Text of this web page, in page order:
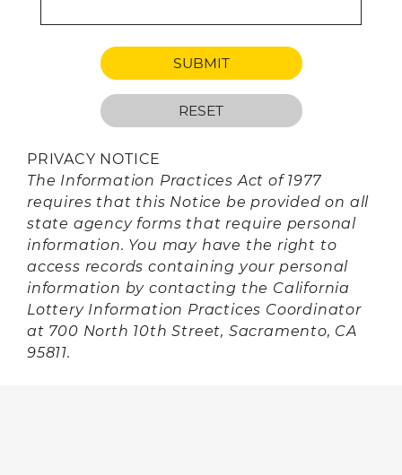
PRIVACY NOTICE
The Information Practices Act of 1977
requires that this Notice be provided on all
state agency forms that require personal
information. You may have the right to
access records containing your personal
information by contacting the California
Lottery Information Practices Coordinator
at 700 North 10th Street, Sacramento, CA
95811.